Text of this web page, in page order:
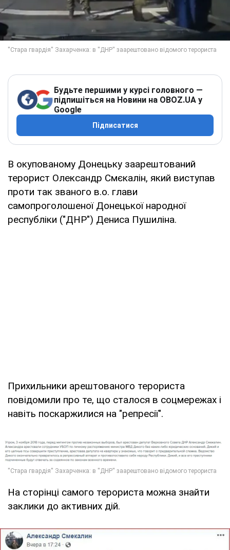
Будьте першими у курсі головного —
підпишіться на Новини на OBOZ.UA у
Google
Підписатися
В окупованому Донецьку заарештований
терорист Олександр Смєкалін, який виступав
проти так званого в.о. глави
самопроголошеної Донецької народної
республіки ("ДНР") Дениса Пушиліна.
Прихильники арештованого терориста
повідомили про те, що сталося в соцмережах і
навіть поскаржилися на "репресії".
На сторінці самого терориста можна знайти
заклики до активних дій.